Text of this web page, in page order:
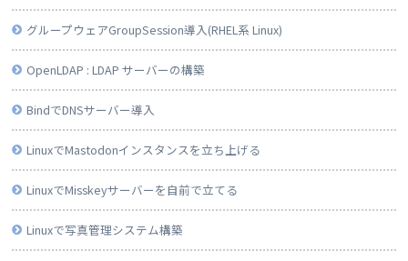
グループウェアGroupSession導入(RHEL系 Linux)
OpenLDAP : LDAP サーバーの構築
BindでDNSサーバー導入
LinuxでMastodonインスタンスを立ち上げる
LinuxでMisskeyサーバーを自前で立てる
Linuxで写真管理システム構築